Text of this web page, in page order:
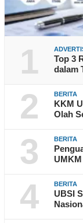
1
Top 3
dalam
2 BERITA
KKM
Olah
3 BERITA
4 BERITA
UBSI